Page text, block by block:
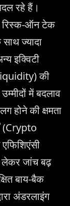
रहे हैं।
रिस्क-ऑन टेक
ज्यादा
इक्विटी
की
में बदलाव
होने की क्षमता
(Crypto
जांच बढ़
बाय-बैक
अंडरलाइंग